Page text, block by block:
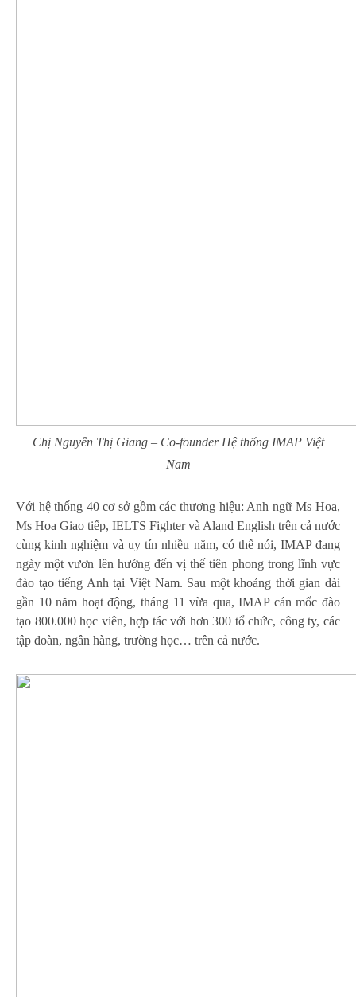
Chị Nguyễn Thị Giang – Co-founder Hệ thống IMAP Việt
Nam
Với hệ thống 40 cơ sở gồm các thương hiệu: Anh ngữ Ms Hoa,
Ms Hoa Giao tiếp, IELTS Fighter và Aland English trên cả nước
cùng kinh nghiệm và uy tín nhiều năm, có thể nói, IMAP đang
ngày một vươn lên hướng đến vị thế tiên phong trong lĩnh vực
đào tạo tiếng Anh tại Việt Nam. Sau một khoảng thời gian dài
gần 10 năm hoạt động, tháng 11 vừa qua, IMAP cán mốc đào
tạo 800.000 học viên, hợp tác với hơn 300 tổ chức, công ty, các
tập đoàn, ngân hàng, trường học… trên cả nước.